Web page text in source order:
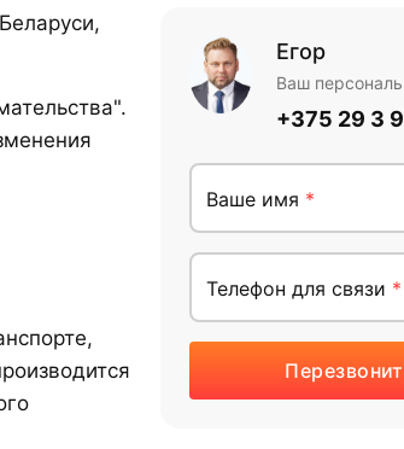
Егор
Ваш
+375 29 3
Ваше имя *
Телефон для связи *